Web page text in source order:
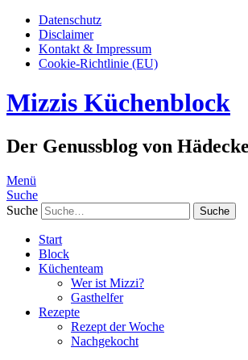
Datenschutz
Disclaimer
Kontakt & Impressum
Cookie-Richtlinie (EU)
Mizzis Küchenblock
Der Genussblog von Hädecke
Menü
Suche
Suche
Start
Block
Küchenteam
Wer ist Mizzi?
Gasthelfer
Rezepte
Rezept der Woche
Nachgekocht